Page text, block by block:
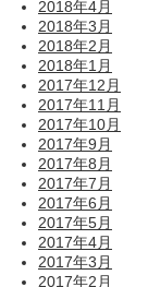
2018年4月
2018年3月
2018年2月
2018年1月
2017年12月
2017年11月
2017年10月
2017年9月
2017年8月
2017年7月
2017年6月
2017年5月
2017年4月
2017年3月
2017年2月